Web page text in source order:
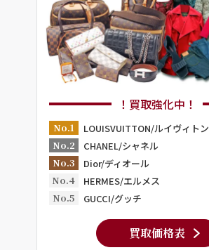
！買取強化中！
No.1
LOUISVUITTON/ルイヴィトン
No.2
CHANEL/シャネル
No.3
Dior/ディオール
No.4
HERMES/エルメス
No.5
GUCCI/グッチ
買取価格表